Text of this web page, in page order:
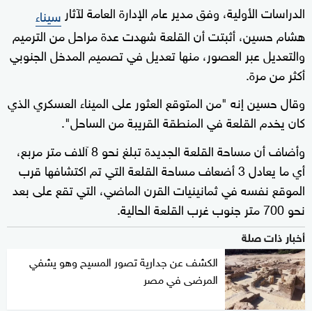
الدراسات الأولية، وفق مدير عام الإدارة العامة لآثار سيناء
هشام حسين، أثبتت أن القلعة شهدت عدة مراحل من الترميم
والتعديل عبر العصور، منها تعديل في تصميم المدخل الجنوبي
أكثر من مرة.
وقال حسين إنه "من المتوقع العثور على الميناء العسكري الذي
كان يخدم القلعة في المنطقة القريبة من الساحل".
وأضاف أن مساحة القلعة الجديدة تبلغ نحو 8 آلاف متر مربع،
أي ما يعادل 3 أضعاف مساحة القلعة التي تم اكتشافها قرب
الموقع نفسه في ثمانينيات القرن الماضي، التي تقع على بعد
نحو 700 متر جنوب غرب القلعة الحالية.
أخبار ذات صلة
الكشف عن جدارية تصور المسيح وهو يشفي
المرضى في مصر